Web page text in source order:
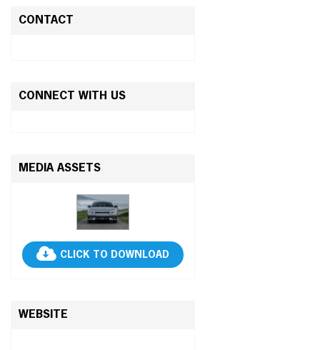
CONTACT
CONNECT WITH US
MEDIA ASSETS
CLICK TO DOWNLOAD
WEBSITE